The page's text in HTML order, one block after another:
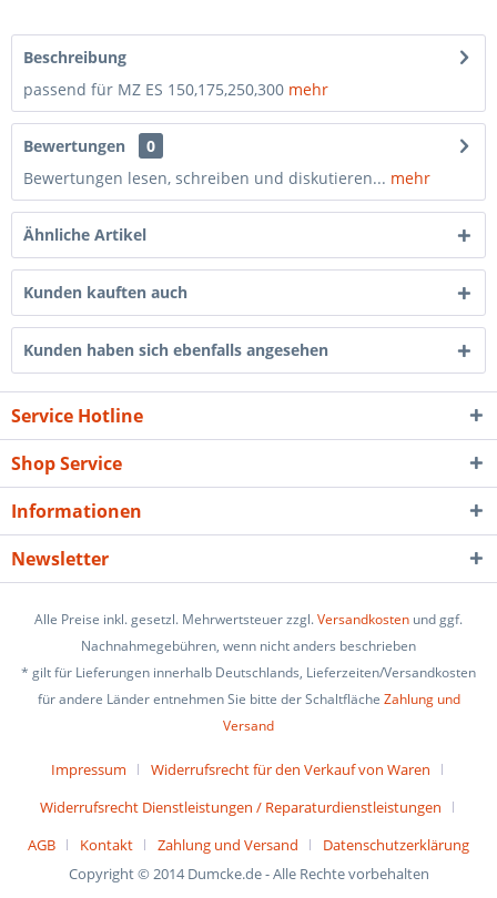
Beschreibung
passend für MZ ES 150,175,250,300 mehr
Bewertungen
0
Bewertungen lesen, schreiben und diskutieren... mehr
Ähnliche Artikel
Kunden kauften auch
Kunden haben sich ebenfalls angesehen
Service Hotline
Shop Service
Informationen
Newsletter
Alle Preise inkl. gesetzl. Mehrwertsteuer zzgl.Versandkosten und ggf.
Nachnahmegebühren, wenn nicht anders beschrieben
* gilt für Lieferungen innerhalb Deutschlands, Lieferzeiten/Versandkosten
für andere Länder entnehmen Sie bitte der Schaltfläche Zahlung und
Versand
Impressum
Widerrufsrecht für den Verkauf von Waren
Widerrufsrecht Dienstleistungen / Reparaturdienstleistungen
AGB
Kontakt Zahlung und Versand
Datenschutzerklärung
Copyright © 2014 Dumcke.de - Alle Rechte vorbehalten